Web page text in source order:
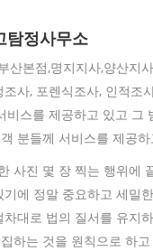
탐정사무소
산본점,명지지사,양산지
사, 포렌식조사, 인적조
비스를 제공하고 있고 그
분들께 서비스를 제공
사진 몇 장 찍는 행위에
에 정말 중요하고 세밀
차대로 법의 질서를 유지
하는 것을 원칙으로 하